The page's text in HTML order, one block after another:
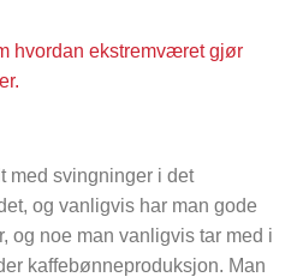
hvordan ekstremværet gjør
med svingninger i det
og vanligvis har man gode
og noe man vanligvis tar med i
kaffebønneproduksjon. Man